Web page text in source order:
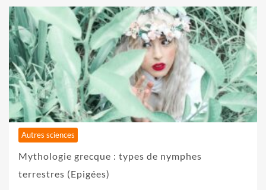
Autres sciences
Mythologie grecque : types de nymphes
terrestres (Epigées)